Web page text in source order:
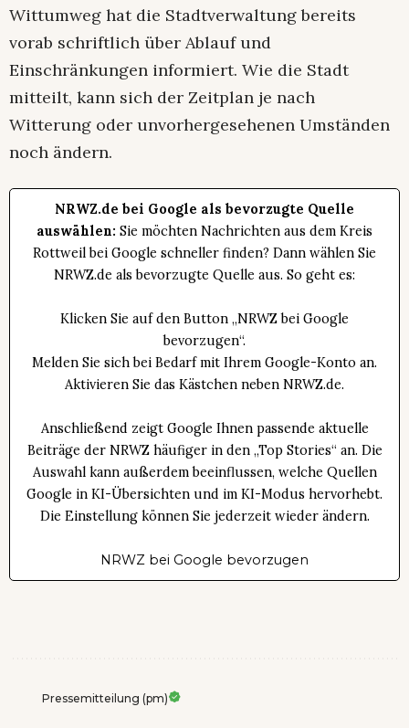
Wittumweg hat die Stadtverwaltung bereits
vorab schriftlich über Ablauf und
Einschränkungen informiert. Wie die Stadt
mitteilt, kann sich der Zeitplan je nach
Witterung oder unvorhergesehenen Umständen
noch ändern.
NRWZ.de bei Google als bevorzugte Quelle
auswählen: Sie möchten Nachrichten aus dem Kreis
Rottweil bei Google schneller finden? Dann wählen Sie
NRWZ.de als bevorzugte Quelle aus. So geht es:
Klicken Sie auf den Button „NRWZ bei Google
bevorzugen“.
Melden Sie sich bei Bedarf mit Ihrem Google-Konto an.
Aktivieren Sie das Kästchen neben NRWZ.de.
Anschließend zeigt Google Ihnen passende aktuelle
Beiträge der NRWZ häufiger in den „Top Stories“ an. Die
Auswahl kann außerdem beeinflussen, welche Quellen
Google in KI-Übersichten und im KI-Modus hervorhebt.
Die Einstellung können Sie jederzeit wieder ändern.
NRWZ bei Google bevorzugen
Pressemitteilung (pm)